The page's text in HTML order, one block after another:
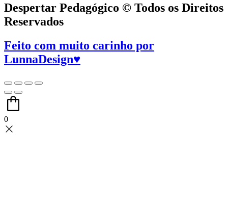
Despertar Pedagógico © Todos os Direitos
Reservados
Feito com muito carinho por
LunnaDesign♥
0